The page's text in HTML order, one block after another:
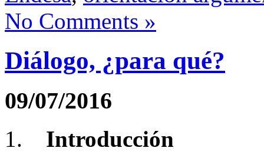
No Comments »
Diálogo, ¿para qué?
09/07/2016
Introducción